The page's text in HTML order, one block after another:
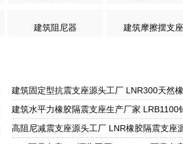
建筑阻尼器 建筑摩擦摆支座